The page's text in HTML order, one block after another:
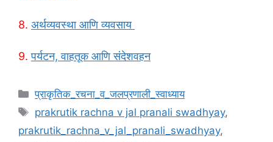
8. अर्थव्यवस्था आणि व्यवसाय
9.पर्यटन, वाहतूक आणि संदेशवहन
Categories
प्राकृतिक_रचना_व_जलप्रणाली_स्वाध्याय
Tags
prakrutik rachna v jal pranali swadhyay,
prakrutik_rachna_v_jal_pranali_swadhyay,